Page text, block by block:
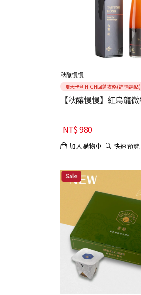
秋釀慢慢
夏天卡利HIGH回饋攻略(詳情請點)
【秋釀慢慢】紅烏龍
NT$980
加入購物車 快速預覽